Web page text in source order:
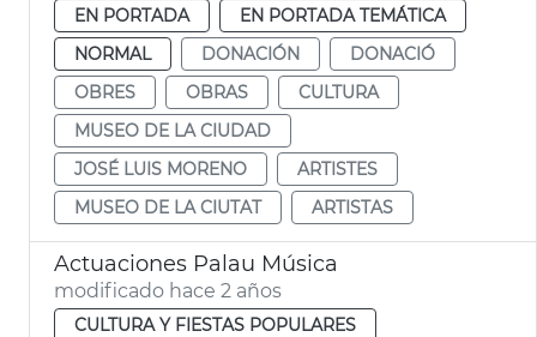
EN PORTADA
EN PORTADA TEMÁTICA
NORMAL
DONACIÓN
DONACIÓ
OBRES
OBRAS
CULTURA
MUSEO DE LA CIUDAD
JOSÉ LUIS MORENO
ARTISTES
MUSEO DE LA CIUTAT
ARTISTAS
Actuaciones Palau Música
modificado hace 2 años
CULTURA Y FIESTAS POPULARES